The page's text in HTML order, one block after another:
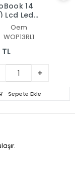
14
Lcd Led
Oem
WOP13RL1
Sepete Ekle